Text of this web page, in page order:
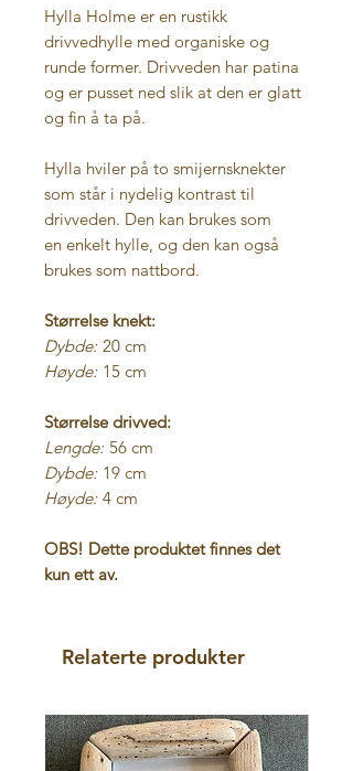
Hylla Holme er en rustikk
drivvedhylle med organiske og
runde former. Drivveden har patina
og er pusset ned slik at den er glatt
og fin å ta på.
Hylla hviler på to smijernsknekter
som står i nydelig kontrast til
drivveden. Den kan brukes som
en enkelt hylle, og den kan også
brukes som nattbord.
Størrelse knekt:
Dybde: 20 cm
Høyde: 15 cm
Størrelse drivved:
Lengde: 56 cm
Dybde: 19 cm
Høyde: 4 cm
OBS! Dette produktet finnes det
kun ett av.
Relaterte produkter